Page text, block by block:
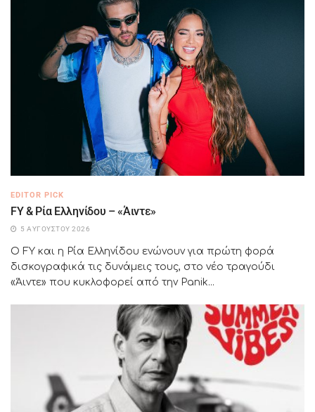
EDITOR PICK
FY & Ρία Ελληνίδου – «Άιντε»
5 ΑΥΓΟΎΣΤΟΥ 2026
Ο FY και η Ρία Ελληνίδου ενώνουν για πρώτη φορά
δισκογραφικά τις δυνάμεις τους, στο νέο τραγούδι
«Άιντε» που κυκλοφορεί από την Panik...